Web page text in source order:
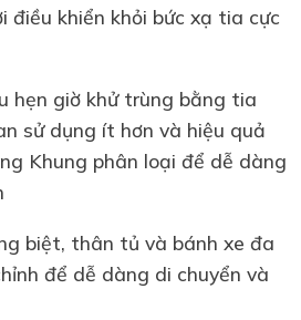
điều khiển khỏi bức xạ tia cực
hẹn giờ khử trùng bằng tia
sử dụng ít hơn và hiệu quả
Khung phân loại để dễ dàng
biệt, thân tủ và bánh xe đa
để dễ dàng di chuyển và